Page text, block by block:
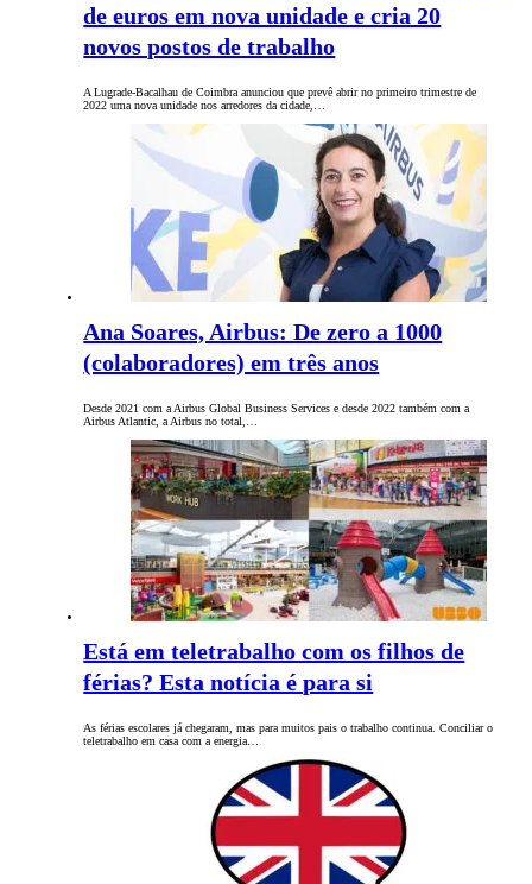
de euros em nova unidade e cria 20
novos postos de trabalho
A Lugrade-Bacalhau de Coimbra anunciou que prevê abrir no primeiro trimestre de
2022 uma nova unidade nos arredores da cidade,…
Ana Soares, Airbus: De zero a 1000
(colaboradores) em três anos
Desde 2021 com a Airbus Global Business Services e desde 2022 também com a
Airbus Atlantic, a Airbus no total,…
Está em teletrabalho com os filhos de
férias? Esta notícia é para si
As férias escolares já chegaram, mas para muitos pais o trabalho continua. Conciliar o
teletrabalho em casa com a energia…